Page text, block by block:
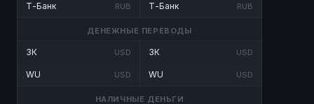
Т-Банк RUB Т-Банк RUB
ДЕНЕЖНЫЕ ПЕРЕВОДЫ
ЗК USD
WU USD
ЗК USD
WU USD
НАЛИЧНЫЕ ДЕНЬГИ